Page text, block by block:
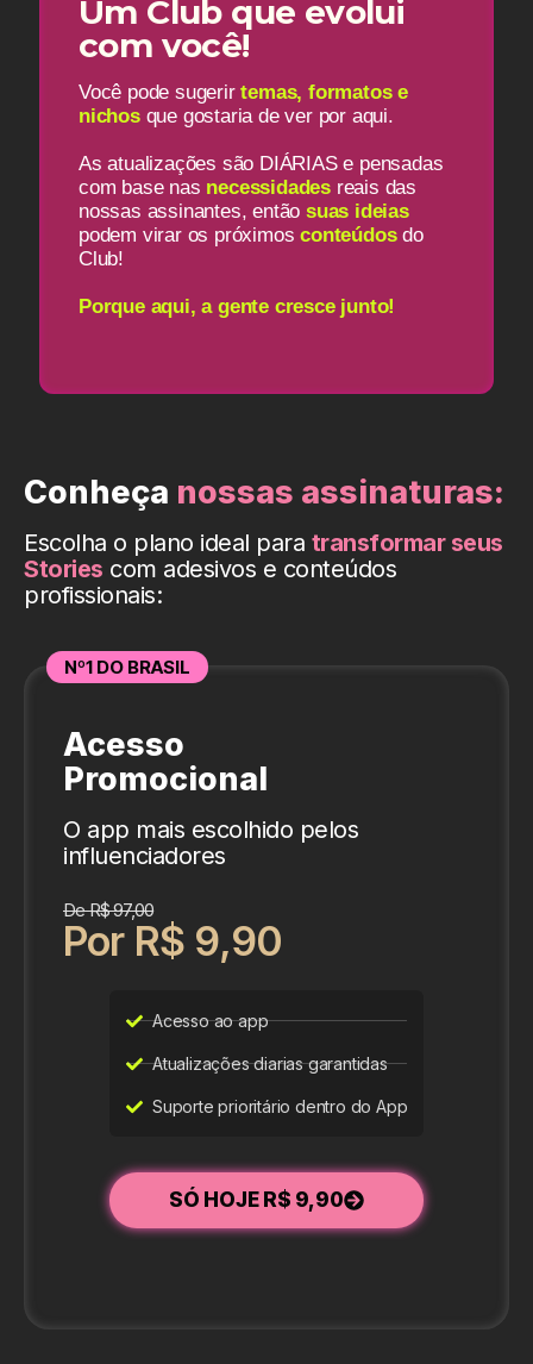
Um Club que evolui
com você!
Você pode sugerir temas, formatos e
nichosque gostaria de ver por aqui.
As atualizações são DIÁRIAS e pensadas
com base nas necessidades reais das
nossas assinantes, entãosuas ideias
podem virar os próximosconteúdosdo
Club!
Porque aqui, a gente cresce junto!
Conheça nossas assinaturas:
Escolha o plano ideal para transformar seus
Stories com adesivos e conteúdos
profissionais:
Nº1 DO BRASIL
Acesso
Promocional
O app mais escolhido pelos
influenciadores
De R$ 97,00
Por R$ 9,90
Acesso ao app
Atualizações diarias garantidas
Suporte prioritário dentro do App
SÓ HOJE R$ 9,90